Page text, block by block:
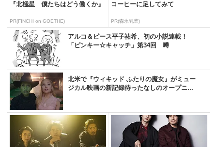
『北極星 僕たちはどう働くか』
PR(FINCHI on GOETHE)
コーヒーに足してみて
PR(森永乳業)
アルコ＆ピース平子祐希、初の小説連載！
「ピンキー☆キャッチ」第34回 噂
北米で『ウィキッド ふたりの魔女』がミュー
ジカル映画の新記録待ったなしのオープニ...